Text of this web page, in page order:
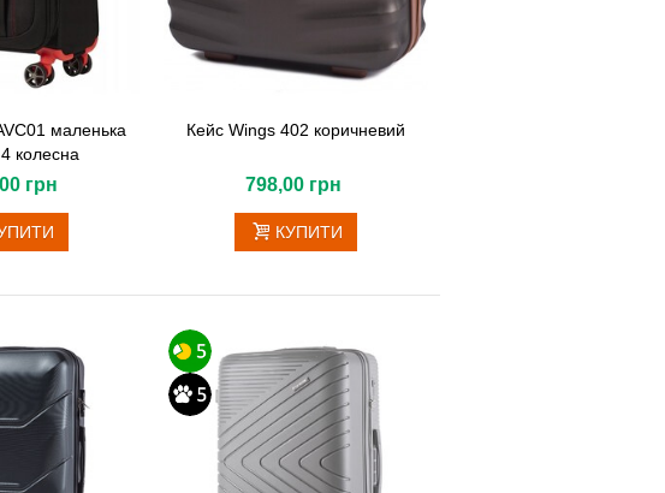
маленька
колесна
грн
Кейс Wings 402 коричневий
798,00 грн
КУПИТИ